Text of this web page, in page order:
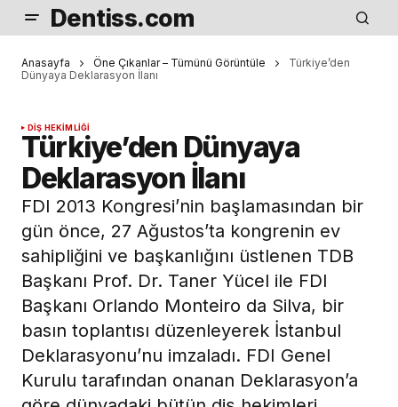
Dentiss.com
Anasayfa Öne Çıkanlar – Tümünü Görüntüle
Türkiye’den
Dünyaya Deklarasyon İlanı
DIŞ HEKIMLIĞI
Türkiye’den Dünyaya
Deklarasyon İlanı
FDI 2013 Kongresi’nin başlamasından bir
gün önce, 27 Ağustos’ta kongrenin ev
sahipliğini ve başkanlığını üstlenen TDB
Başkanı Prof. Dr. Taner Yücel ile FDI
Başkanı Orlando Monteiro da Silva, bir
basın toplantısı düzenleyerek İstanbul
Deklarasyonu’nu imzaladı. FDI Genel
Kurulu tarafından onanan Deklarasyon’a